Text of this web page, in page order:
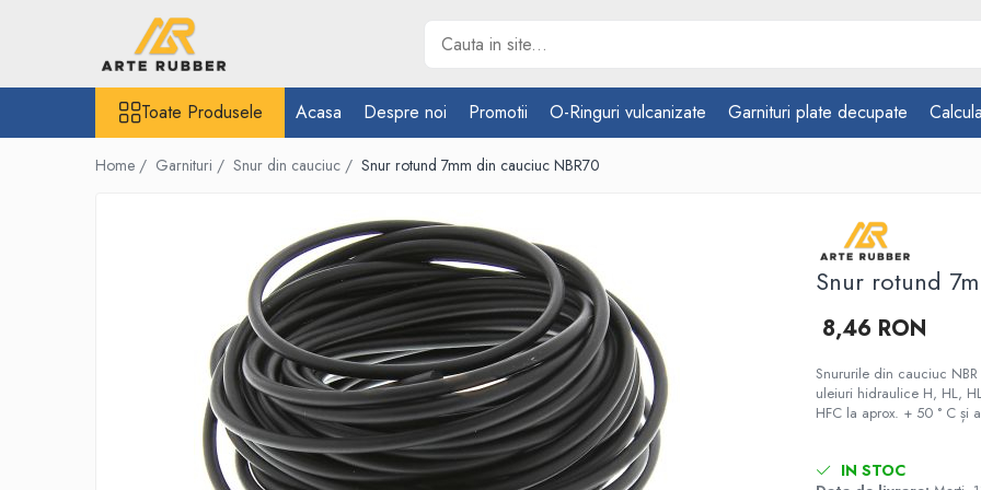
Toate Produsele
Garnituri din cauciuc cu metal
Toate Produsele Acasa Despre noi Promotii O-Ringuri vulcanizate Garnituri plate decupate
Home / Garnituri / Snur din cauciuc / Snur rotund 7mm din cauciuc NBR70
Snur rotund
8,46 RON
Snururile din cauciuc
uleiuri hidraulice H, HL,
HFC la aprox. + 50 ° C și
IN STOC